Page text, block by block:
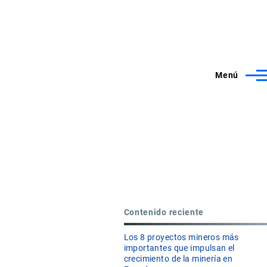
Menú
Contenido reciente
Los 8 proyectos mineros más
importantes que impulsan el
crecimiento de la minería en